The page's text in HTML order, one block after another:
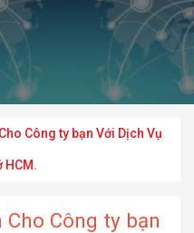
Công ty bạn Với Dịch Vụ
HCM.
Công ty bạn